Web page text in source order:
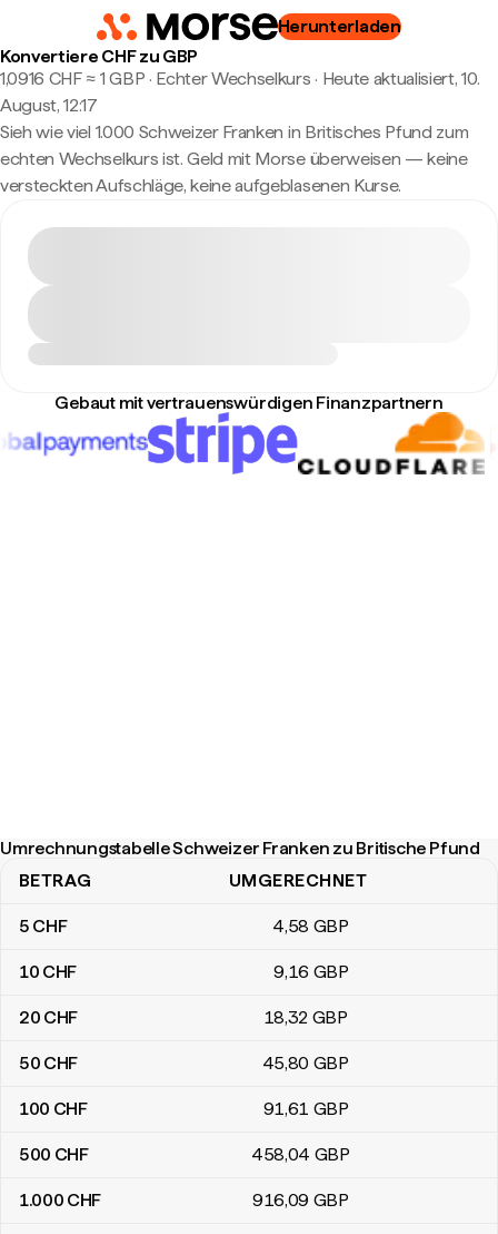
Herunterladen
Konvertiere CHF zu GBP
1,0916 CHF ≈ 1 GBP · Echter Wechselkurs · Heute aktualisiert, 10.
August, 12:17
Sieh wie viel 1.000 Schweizer Franken in Britisches Pfund zum
echten Wechselkurs ist. Geld mit Morse überweisen — keine
versteckten Aufschläge, keine aufgeblasenen Kurse.
Gebaut mit vertrauenswürdigen Finanzpartnern
Umrechnungstabelle Schweizer Franken zu Britische Pfund
Umrechnungstabelle Schweizer Franken zu Britische Pfund
BETRAG UMGERECHNET
5 CHF 4,58 GBP
10 CHF 9,16 GBP
20 CHF 18,32 GBP
50 CHF 45,80 GBP
100 CHF 91,61 GBP
500 CHF 458,04 GBP
1.000 CHF 916,09 GBP